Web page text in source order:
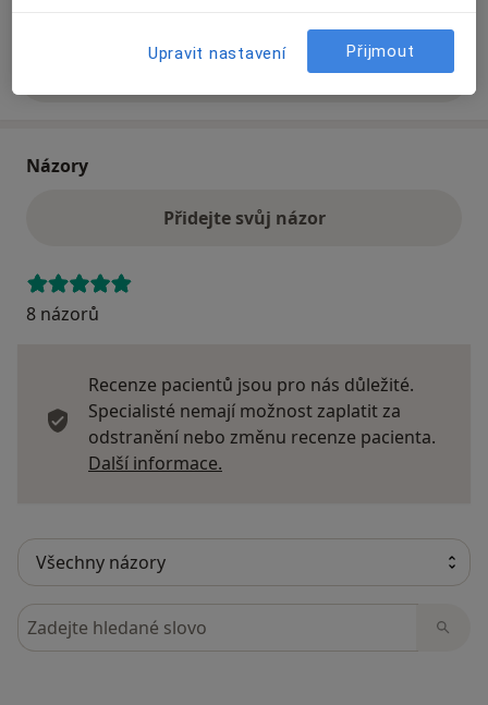
Názory
Přidejte svůj názor
8 názorů
Recenze pacientů jsou pro nás důležité.
Specialisté nemají možnost zaplatit za
odstranění nebo změnu recenze pacienta.
Další informace.
Hledejte v názorech
Upravit nastavení Přijmout